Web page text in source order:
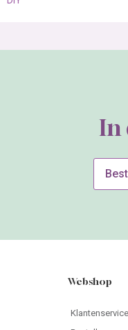
In
Webshop
Klantenservice